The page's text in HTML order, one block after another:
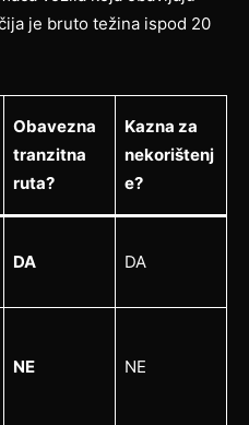
je bruto težina ispod 20
Obavezna
tranzitna
ruta?
Kazna za
nekorištenj
e?
DA DA
NE NE